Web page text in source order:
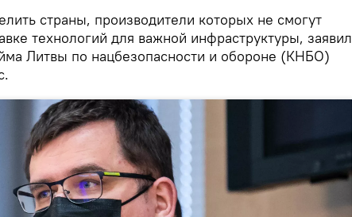
страны, производители которых не смогут
технологий для важной инфраструктуры, заявил
Литвы по нацбезопасности и обороне (КНБО)